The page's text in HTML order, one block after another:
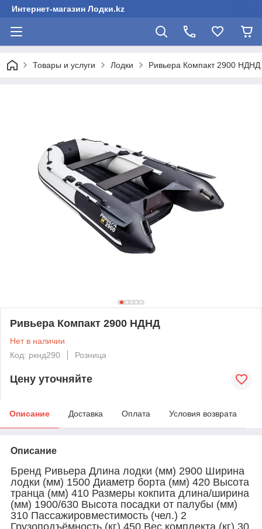
Интернет-магазин Лодки.kz
Товары и услуги Лодки Ривьера Компакт 2900 НДНД
Ривьера Компакт 2900 НДНД
Нет в наличии
Код: ркнд290
Розница
Цену уточняйте
Описание Доставка Оплата Условия возврата
Описание
Бренд Ривьера Длина лодки (мм) 2900 Ширина
лодки (мм) 1500 Диаметр борта (мм) 420 Высота
транца (мм) 410 Размеры кокпита длина/ширина
(мм) 1900/630 Высота посадки от палубы (мм)
310 Пассажировместимость (чел.) 2
Грузоподъёмность (кг) 450 Вес комплекта (кг) 30